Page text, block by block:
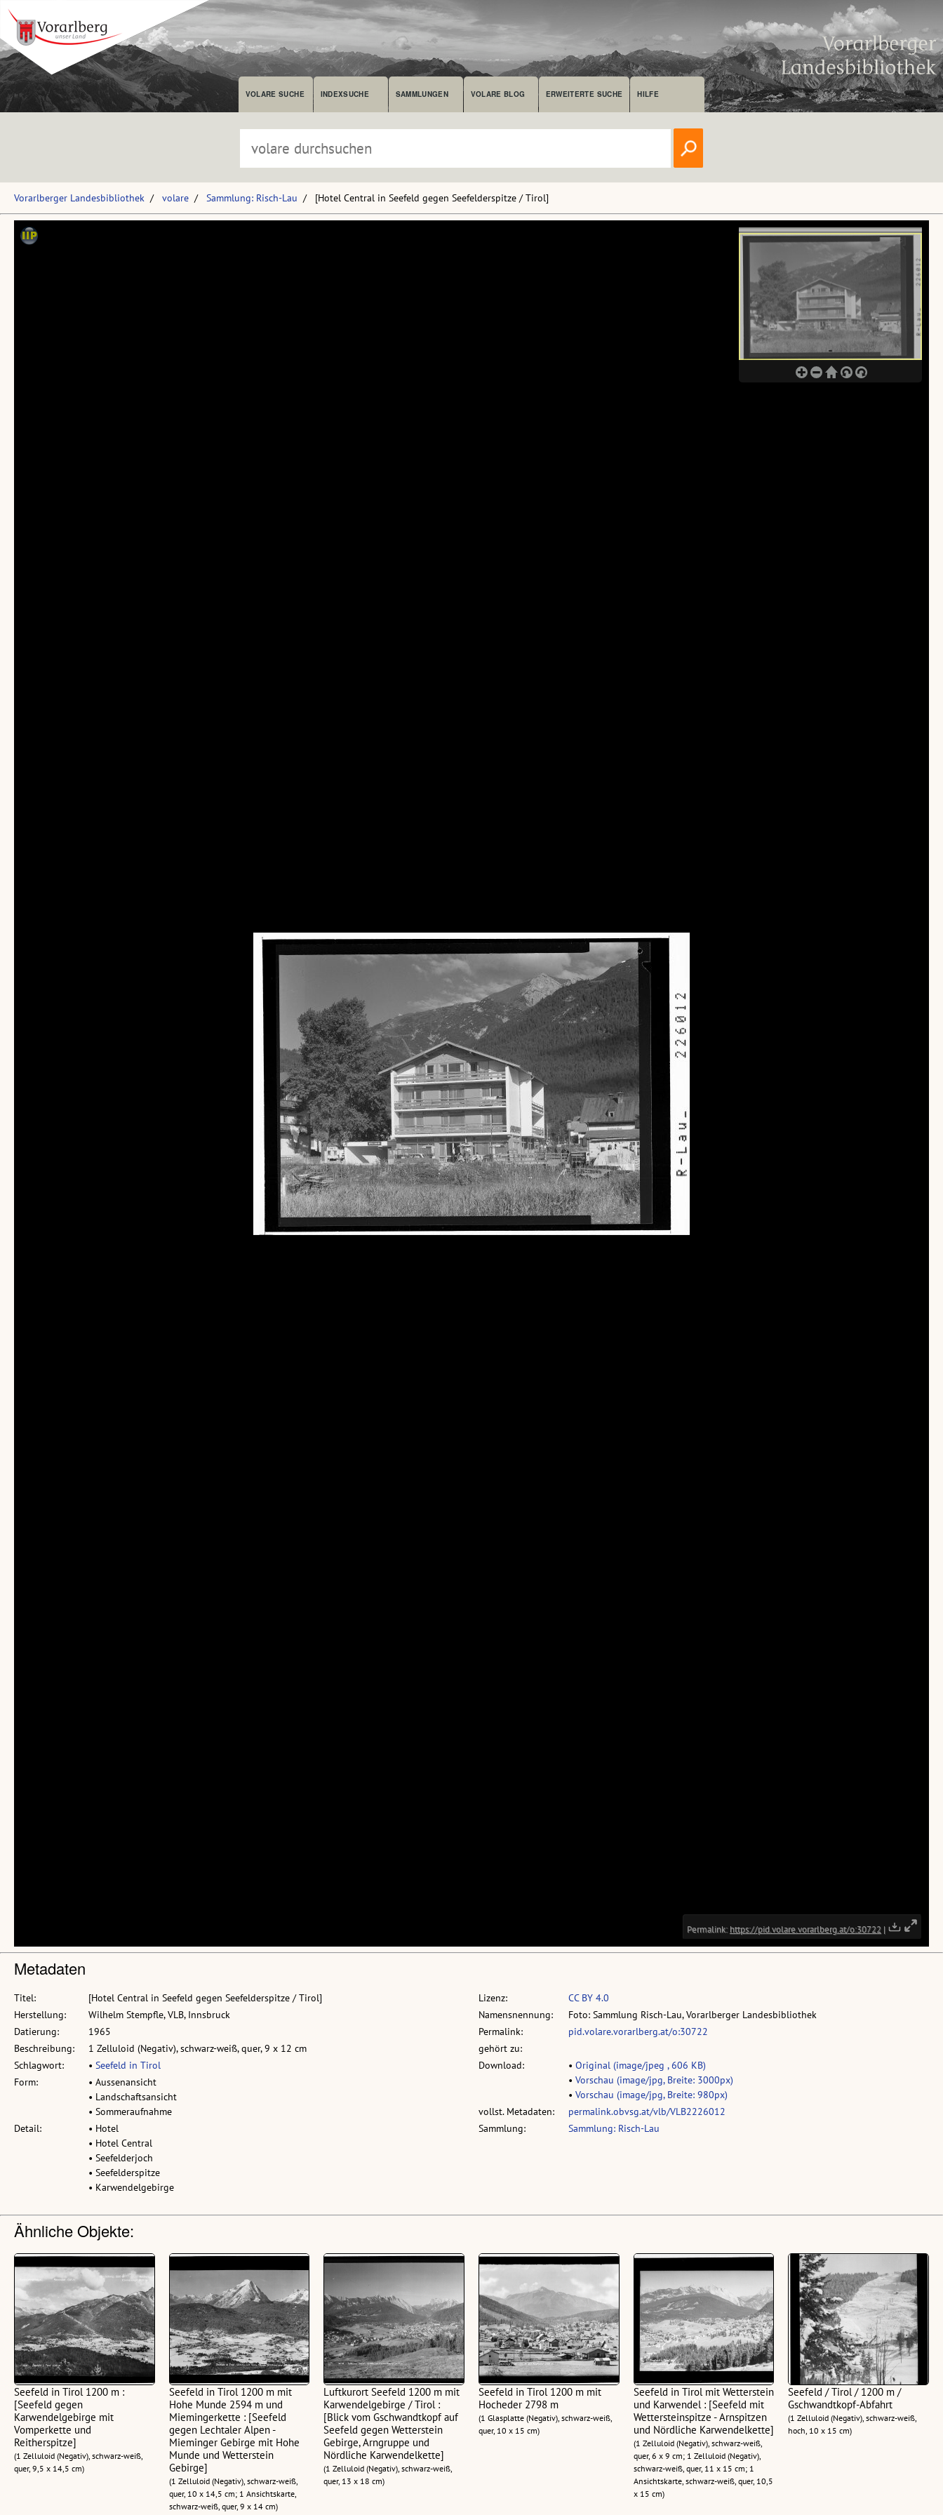
VOLARE SUCHE INDEXSUCHE SAMMLUNGEN VOLARE BLOG ERWEITERTE SUCHE HILFE
Vorarlberger Landesbibliothek volare Sammlung: Risch-Lau [Hotel Central in Seefeld gegen Seefelderspitze / Tirol]
Metadaten
Titel:
[Hotel Central in Seefeld gegen Seefelderspitze / Tirol]
Herstellung:
Wilhelm Stempfle, VLB, Innsbruck
Datierung:
1965
Beschreibung:
1 Zelluloid (Negativ), schwarz-weiß, quer, 9 x 12 cm
Schlagwort:
• Seefeld in Tirol
Form:
• Aussenansicht
• Landschaftsansicht
• Sommeraufnahme
Detail:
• Hotel
• Hotel Central
• Seefelderjoch
• Seefelderspitze
• Karwendelgebirge
Lizenz:
CC BY 4.0
Namensnennung:
Foto: Sammlung Risch-Lau, Vorarlberger Landesbibliothek
Permalink:
pid.volare.vorarlberg.at/o:30722
gehört zu:
Download:
• Original (image/jpeg , 606 KB)
• Vorschau (image/jpg, Breite: 3000px)
• Vorschau (image/jpg, Breite: 980px)
vollst. Metadaten:
permalink.obvsg.at/vlb/VLB2226012
Sammlung:
Sammlung: Risch-Lau
Ähnliche Objekte:
Seefeld in Tirol 1200 m :
[Seefeld gegen
Karwendelgebirge mit
Vomperkette und
Reitherspitze]
(1 Zelluloid (Negativ), schwarz-weiß,
quer, 9,5 x 14,5 cm)
Seefeld in Tirol 1200 m mit
Hohe Munde 2594 m und
Miemingerkette : [Seefeld
gegen Lechtaler Alpen -
Mieminger Gebirge mit Hohe
Munde und Wetterstein
Gebirge]
(1 Zelluloid (Negativ), schwarz-weiß,
quer, 10 x 14,5 cm; 1 Ansichtskarte,
schwarz-weiß, quer, 9 x 14 cm)
Luftkurort Seefeld 1200 m mit
Karwendelgebirge / Tirol :
[Blick vom Gschwandtkopf auf
Seefeld gegen Wetterstein
Gebirge, Arngruppe und
Nördliche Karwendelkette]
(1 Zelluloid (Negativ), schwarz-weiß,
quer, 13 x 18 cm)
Seefeld in Tirol 1200 m mit
Hocheder 2798 m
(1 Glasplatte (Negativ), schwarz-weiß,
quer, 10 x 15 cm)
Seefeld in Tirol mit Wetterstein
und Karwendel : [Seefeld mit
Wettersteinspitze - Arnspitzen
und Nördliche Karwendelkette]
(1 Zelluloid (Negativ), schwarz-weiß,
quer, 6 x 9 cm; 1 Zelluloid (Negativ),
schwarz-weiß, quer, 11 x 15 cm; 1
Ansichtskarte, schwarz-weiß, quer, 10,5
x 15 cm)
Seefeld / Tirol / 1200 m /
Gschwandtkopf-Abfahrt
(1 Zelluloid (Negativ), schwarz-weiß,
hoch, 10 x 15 cm)